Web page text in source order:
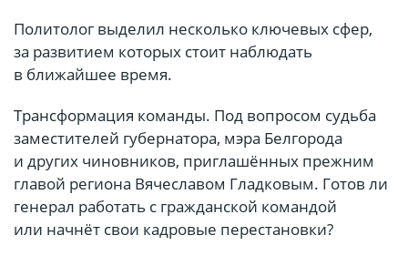
Политолог выделил несколько ключевых сфер,
за развитием которых стоит наблюдать
в ближайшее время.
Трансформация команды. Под вопросом судьба
заместителей губернатора, мэра Белгорода
и других чиновников, приглашённых прежним
главой региона Вячеславом Гладковым. Готов ли
генерал работать с гражданской командой
или начнёт свои кадровые перестановки?